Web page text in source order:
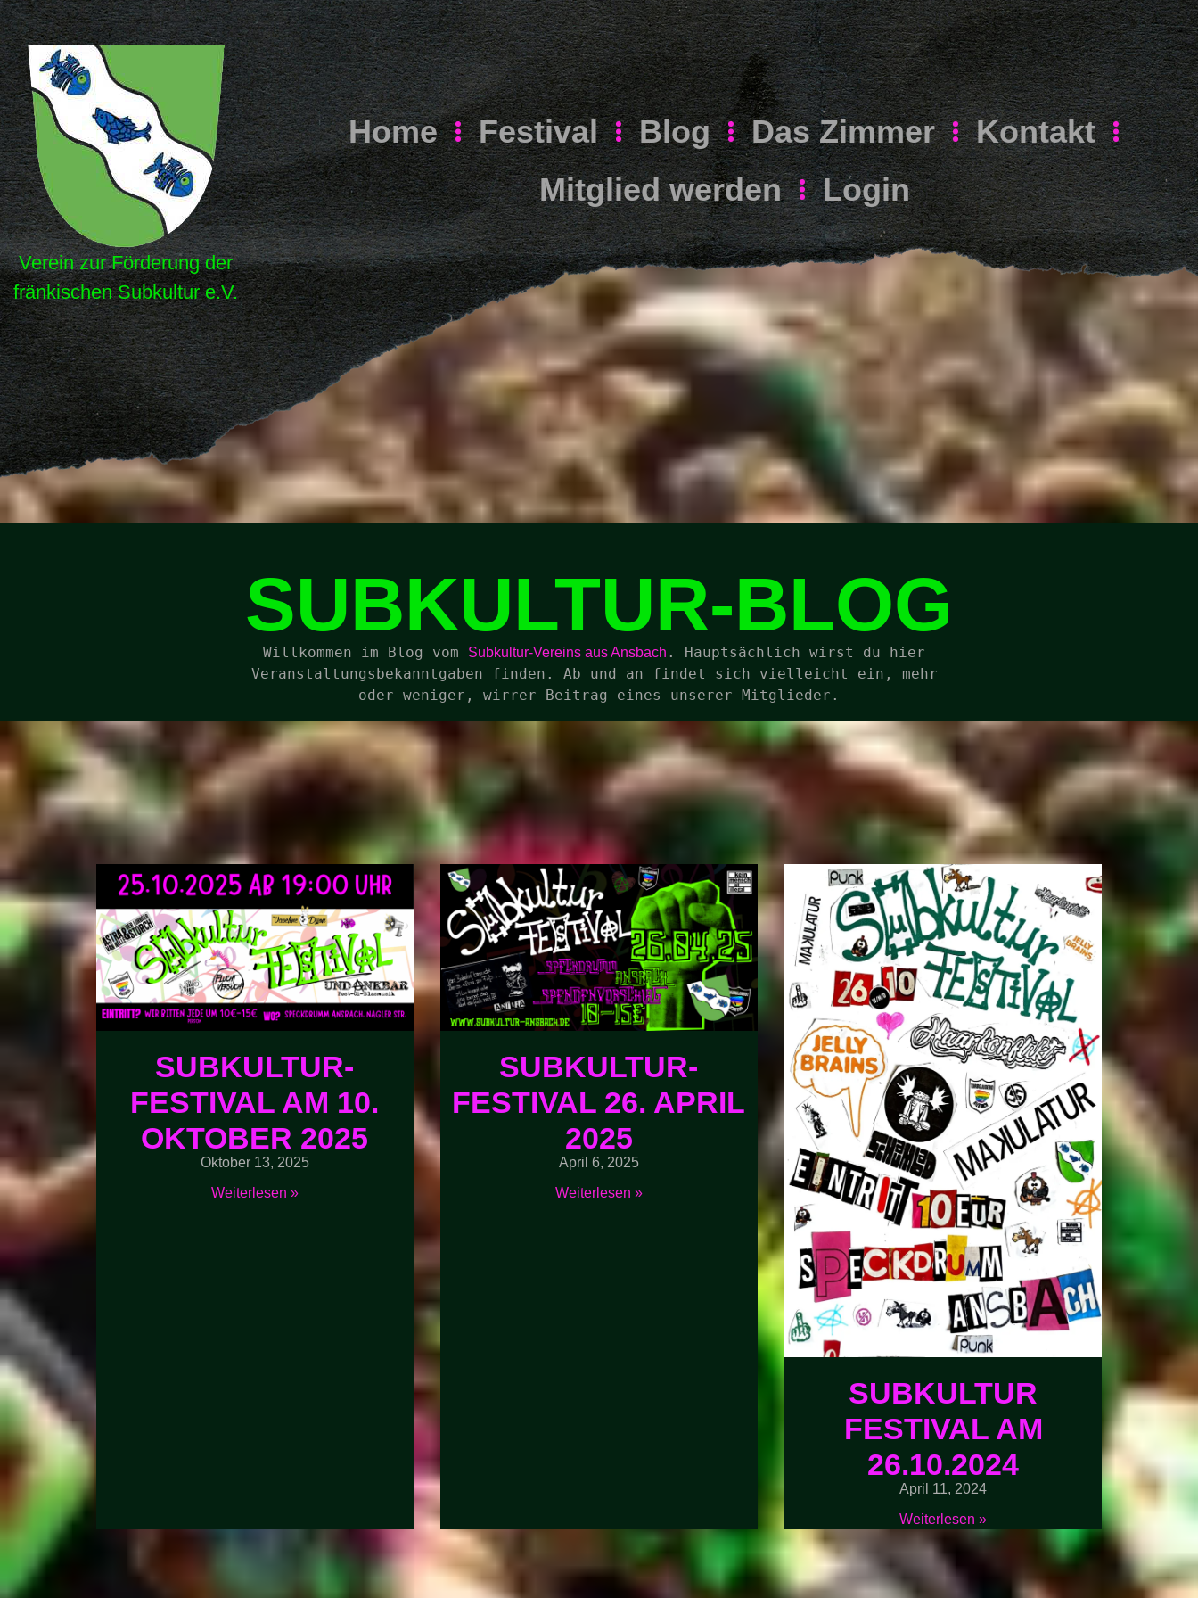
Verein zur Förderung der
fränkischen Subkultur e.V.
Home Festival Blog Das Zimmer
Kontakt
Mitglied werden
Login
SUBKULTUR-BLOG
Willkommen im Blog vom Subkultur-Vereins aus Ansbach . Hauptsächlich wirst du hier
Veranstaltungsbekanntgaben finden. Ab und an findet sich vielleicht ein, mehr
oder weniger, wirrer Beitrag eines unserer Mitglieder.
SUBKULTUR-
FESTIVAL AM 10.
OKTOBER 2025
Oktober 13, 2025
Weiterlesen »
SUBKULTUR-
FESTIVAL 26. APRIL
2025
April 6, 2025
Weiterlesen »
SUBKULTUR
FESTIVAL AM
26.10.2024
April 11, 2024
Weiterlesen »